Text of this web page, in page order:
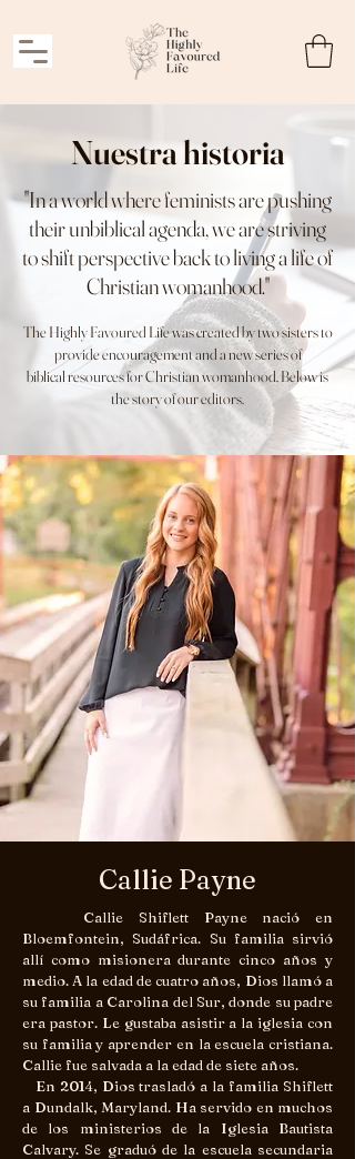
Nuestra historia
"In a world where feminists are pushing
their unbiblical agenda, we are striving
to shift perspective back to living a life of
Christian womanhood."
The Highly Favoured Life was created by two sisters to
provide encouragement and a new series of
biblical resources for Christian womanhood. Below is
the story of our editors.
Callie Payne
Callie Shiflett Payne nació en
Bloemfontein, Sudáfrica. Su familia sirvió
allí como misionera durante cinco años y
medio. A la edad de cuatro años, Dios llamó a
su familia a Carolina del Sur, donde su padre
era pastor. Le gustaba asistir a la iglesia con
su familia y aprender en la escuela cristiana.
Callie fue salvada a la edad de siete años.
En 2014, Dios trasladó a la familia Shiflett
a Dundalk, Maryland. Ha servido en muchos
de los ministerios de la Iglesia Bautista
Calvary. Se graduó de la escuela secundaria